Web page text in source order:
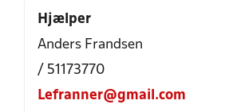
Hjælper
Anders Frandsen
/ 51173770
Lefranner@gmail.com